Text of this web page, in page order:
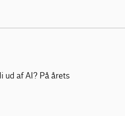
ud af AI? På årets